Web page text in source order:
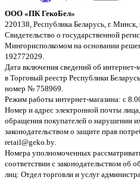
ООО «ПК ГекоБел»
220138, Республика Беларусь, г.
Свидетельство о государственной
Мингорисполкомом на основании
192772029.
Дата включения сведений об интернет-
в Торговый реестр Республики
номер № 758969.
Режим работы интернет-магазина: с
Номер и адрес электронной почты
обращения покупателей о нарушении
законодательством о защите прав
retail@geko.by.
Номера уполномоченных
соответствии с законодательством
лиц: Отдел торговли и услуг